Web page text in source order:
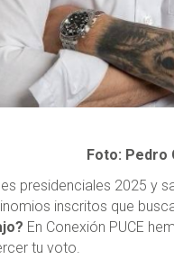
Foto: Pedro
presidenciales 2025 y
inscritos que
En Conexión PUCE
tu voto.